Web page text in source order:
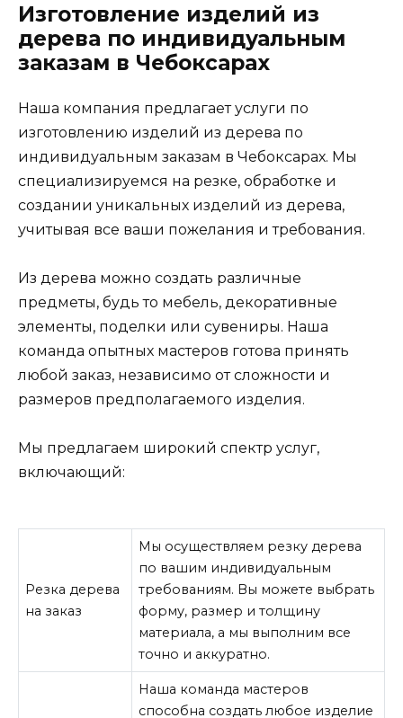
Изготовление изделий из
дерева по индивидуальным
заказам в Чебоксарах
Наша компания предлагает услуги по
изготовлению изделий из дерева по
индивидуальным заказам в Чебоксарах. Мы
специализируемся на резке, обработке и
создании уникальных изделий из дерева,
учитывая все ваши пожелания и требования.
Из дерева можно создать различные
предметы, будь то мебель, декоративные
элементы, поделки или сувениры. Наша
команда опытных мастеров готова принять
любой заказ, независимо от сложности и
размеров предполагаемого изделия.
Мы предлагаем широкий спектр услуг,
включающий:
Резка дерева
на заказ
Мы осуществляем резку дерева
по вашим индивидуальным
требованиям. Вы можете выбрать
форму, размер и толщину
материала, а мы выполним все
точно и аккуратно.
Наша команда мастеров
способна создать любое изделие